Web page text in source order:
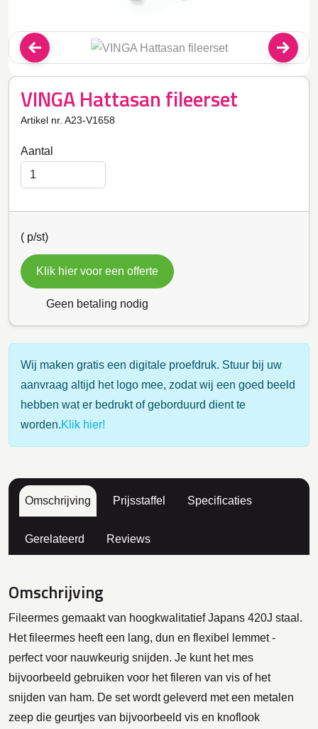
VINGA Hattasan fileerset
Artikel nr. A23-V1658
Aantal
( p/st)
Klik hier voor een offerte
Geen betaling nodig
Wij maken gratis een digitale proefdruk. Stuur bij uw
aanvraag altijd het logo mee, zodat wij een goed beeld
hebben wat er bedrukt of geborduurd dient te
worden.Klik hier!
Omschrijving Prijsstaffel Specificaties
Gerelateerd Reviews
Omschrijving
Fileermes gemaakt van hoogkwalitatief Japans 420J staal.
Het fileermes heeft een lang, dun en flexibel lemmet -
perfect voor nauwkeurig snijden. Je kunt het mes
bijvoorbeeld gebruiken voor het fileren van vis of het
snijden van ham. De set wordt geleverd met een metalen
zeep die geurtjes van bijvoorbeeld vis en knoflook